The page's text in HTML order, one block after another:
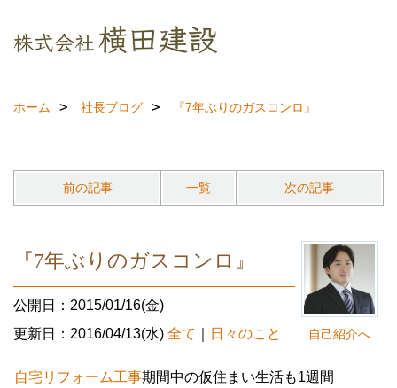
ホーム 社長ブログ 『7年ぶりのガスコンロ』
前の記事 一覧 次の記事
自己紹介へ
『7年ぶりのガスコンロ』
公開日：2015/01/16(金)
更新日：2016/04/13(水) 全て 日々のこと
自宅リフォーム工事期間中の仮住まい生活も1週間